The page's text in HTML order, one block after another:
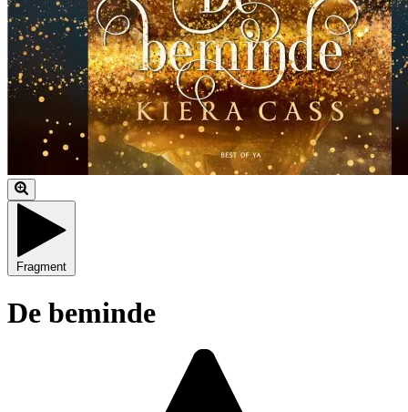
Fragment
De beminde